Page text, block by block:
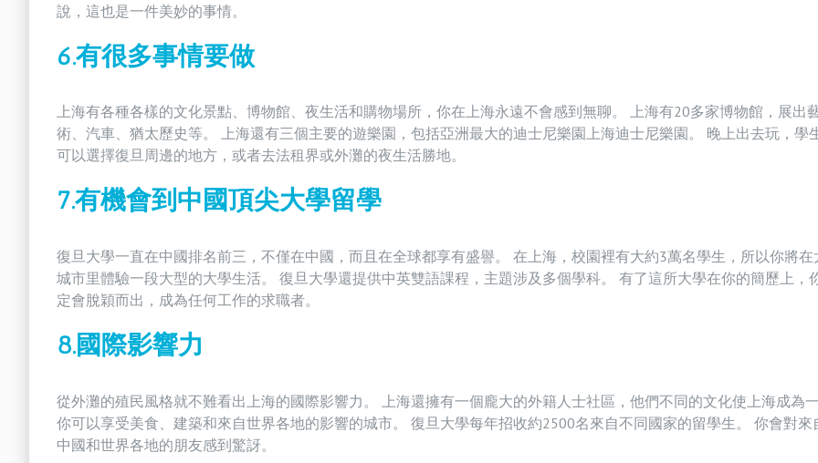
說，這也是一件美妙的事情。
6.有很多事情要做
上海有各種各樣的文化景點、博物館、夜生活和購物場所，你在上海永遠不會感到無聊。 上海有20多家博物館，展出
術、汽車、猶太歷史等。 上海還有三個主要的遊樂園，包括亞洲最大的迪士尼樂園上海迪士尼樂園。 晚上出去玩，學
可以選擇復旦周邊的地方，或者去法租界或外灘的夜生活勝地。
7.有機會到中國頂尖大學留學
復旦大學一直在中國排名前三，不僅在中國，而且在全球都享有盛譽。 在上海，校園裡有大約3萬名學生，所以你將在
城市里體驗一段大型的大學生活。 復旦大學還提供中英雙語課程，主題涉及多個學科。 有了這所大學在你的簡歷上，
定會脫穎而出，成為任何工作的求職者。
8.國際影響力
從外灘的殖民風格就不難看出上海的國際影響力。 上海還擁有一個龐大的外籍人士社區，他們不同的文化使上海成為
你可以享受美食、建築和來自世界各地的影響的城市。 復旦大學每年招收約2500名來自不同國家的留學生。 你會對來
中國和世界各地的朋友感到驚訝。